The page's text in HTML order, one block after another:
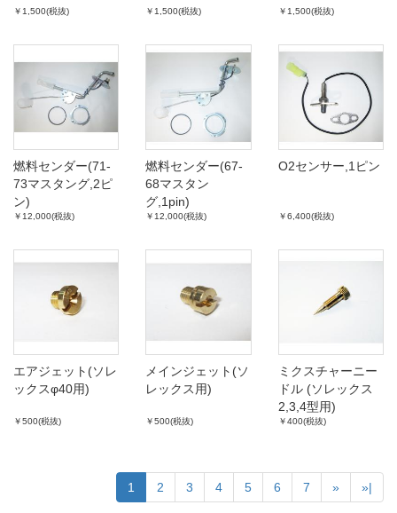
￥1,500(税抜) ￥1,500(税抜) ￥1,500(税抜)
燃料センダー(71-
73マスタング,2ピ
ン)
￥12,000(税抜)
燃料センダー(67-
68マスタン
グ,1pin)
￥12,000(税抜)
O2センサー,1ピン
￥6,400(税抜)
エアジェット(ソレ
ックスφ40用)
￥500(税抜)
メインジェット(ソ
レックス用)
￥500(税抜)
ミクスチャーニー
ドル (ソレックス
2,3,4型用)
￥400(税抜)
1 2 3 4 5 6 7 » »|